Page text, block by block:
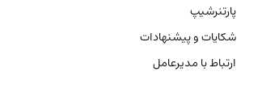
پارتنرشیپ
شکایات و پیشنهادات
ارتباط با مدیرعامل